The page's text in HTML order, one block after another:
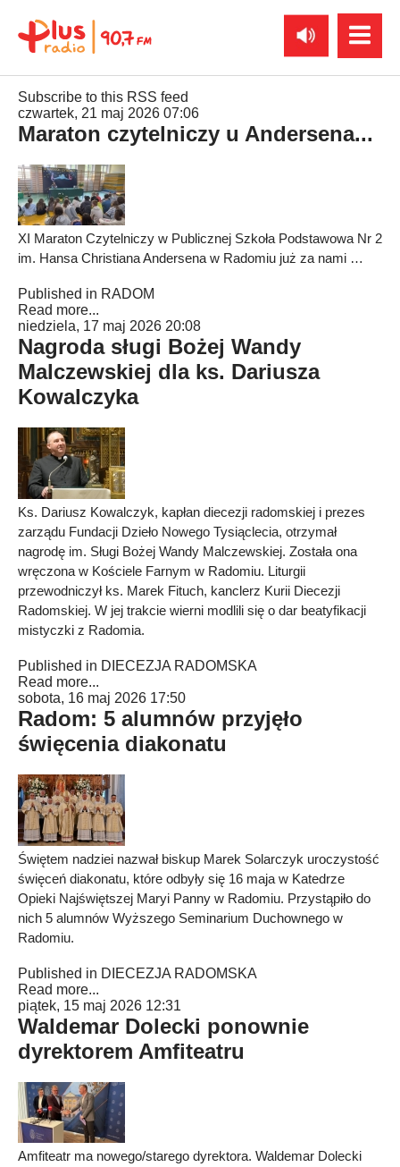
Subscribe to this RSS feed
czwartek, 21 maj 2026 07:06
Maraton czytelniczy u Andersena...
XI Maraton Czytelniczy w Publicznej Szkoła Podstawowa Nr 2
im. Hansa Christiana Andersena w Radomiu już za nami …
Published in RADOM
Read more...
niedziela, 17 maj 2026 20:08
Nagroda sługi Bożej Wandy
Malczewskiej dla ks. Dariusza
Kowalczyka
Ks. Dariusz Kowalczyk, kapłan diecezji radomskiej i prezes
zarządu Fundacji Dzieło Nowego Tysiąclecia, otrzymał
nagrodę im. Sługi Bożej Wandy Malczewskiej. Została ona
wręczona w Kościele Farnym w Radomiu. Liturgii
przewodniczył ks. Marek Fituch, kanclerz Kurii Diecezji
Radomskiej. W jej trakcie wierni modlili się o dar beatyfikacji
mistyczki z Radomia.
Published in DIECEZJA RADOMSKA
Read more...
sobota, 16 maj 2026 17:50
Radom: 5 alumnów przyjęło
święcenia diakonatu
Świętem nadziei nazwał biskup Marek Solarczyk uroczystość
święceń diakonatu, które odbyły się 16 maja w Katedrze
Opieki Najświętszej Maryi Panny w Radomiu. Przystąpiło do
nich 5 alumnów Wyższego Seminarium Duchownego w
Radomiu.
Published in DIECEZJA RADOMSKA
Read more...
piątek, 15 maj 2026 12:31
Waldemar Dolecki ponownie
dyrektorem Amfiteatru
Amfiteatr ma nowego/starego dyrektora. Waldemar Dolecki